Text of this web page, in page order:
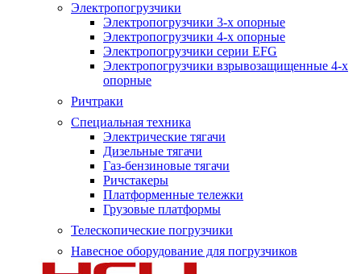
Электропогрузчики
Электропогрузчики 3-х опорные
Электропогрузчики 4-х опорные
Электропогрузчики серии EFG
Электропогрузчики взрывозащищенные 4-х
опорные
Ричтраки
Специальная техника
Электрические тягачи
Дизельные тягачи
Газ-бензиновые тягачи
Ричстакеры
Платформенные тележки
Грузовые платформы
Телескопические погрузчики
Навесное оборудование для погрузчиков